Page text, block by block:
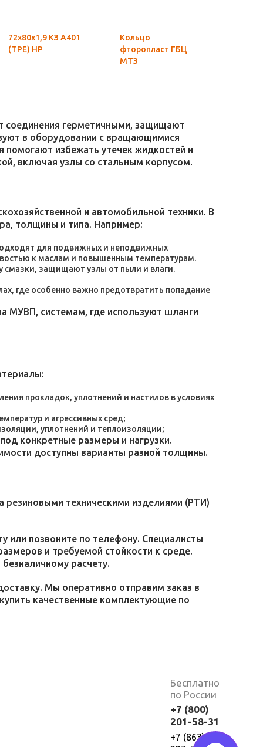
72х80х1,9 КЗ А401
(ТРЕ) НР
Кольцо
фторопласт ГБЦ
МТЗ
соединения герметичными, защищают
в оборудовании с вращающимися
избежать утечек жидкостей и
включая узлы со стальным корпусом.
и автомобильной техники. В
толщины и типа. Например:
для подвижных и неподвижных
к маслам и повышенным температурам.
защищают узлы от пыли и влаги.
где особенно важно предотвратить попадание
МУВП, системам, где используют шланги
прокладок, уплотнений и настилов в условиях
и агрессивных сред;
уплотнений и теплоизоляции;
конкретные размеры и нагрузки.
доступны варианты разной толщины.
резиновыми техническими изделиями (РТИ)
или позвоните по телефону. Специалисты
и требуемой стойкости к среде.
расчету.
Мы оперативно отправим заказ в
качественные комплектующие по
Бесплатно
по России
+7 (800)
201-58-31
+7 (863)